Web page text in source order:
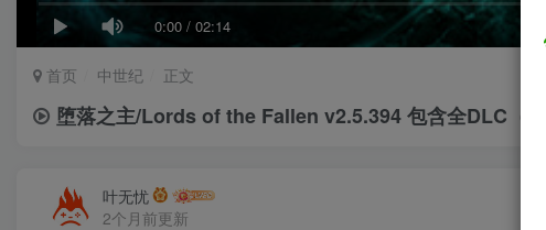
0:00 / 02:14
首页 中世纪 正文
堕落之主/Lords of the Fallen v2.5.394 包含全DLC（官
叶无忧
2个月前更新